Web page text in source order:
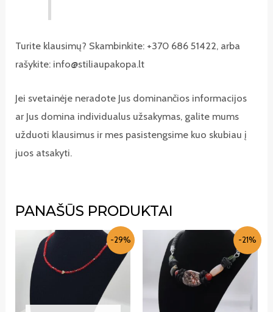
Turite klausimų? Skambinkite: +370 686 51422, arba
rašykite: info@stiliaupakopa.lt
Jei svetainėje neradote Jus dominančios informacijos
ar Jus domina individualus užsakymas, galite mums
užduoti klausimus ir mes pasistengsime kuo skubiau į
juos atsakyti.
PANAŠŪS PRODUKTAI
-29% -21%